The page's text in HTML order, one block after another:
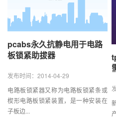
pcabs永久抗静电用于电路
板锁紧助拔器
发布时间：2014-04-29
电路板锁紧器又称为电路板锁紧条或
楔形电路板锁紧装置，是一种安装在
子板边...